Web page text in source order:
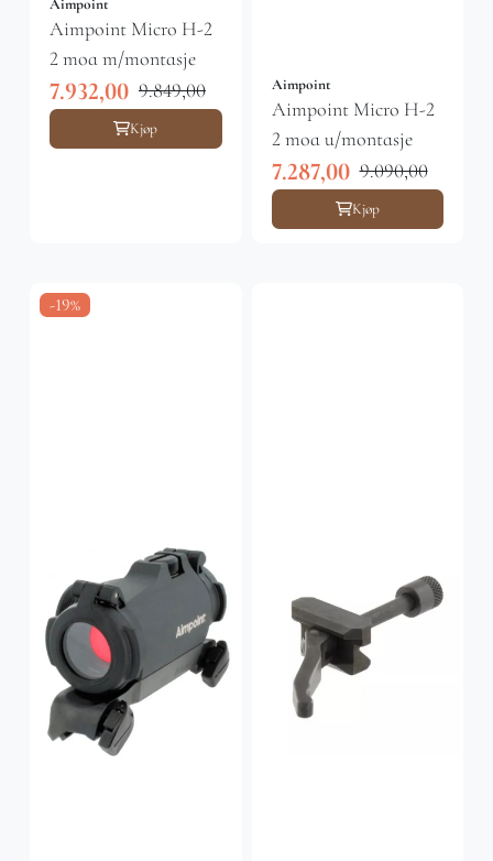
Aimpoint
Aimpoint Micro H-2
2 moa m/montasje
7.932,00 9.849,00
Kjøp
Aimpoint
Aimpoint Micro H-2
2 moa u/montasje
7.287,00 9.090,00
Kjøp
-19%